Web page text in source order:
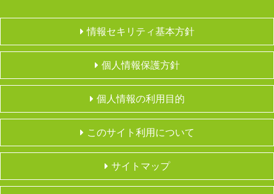
情報セキリティ基本方針
個人情報保護方針
個人情報の利用目的
このサイト利用について
サイトマップ